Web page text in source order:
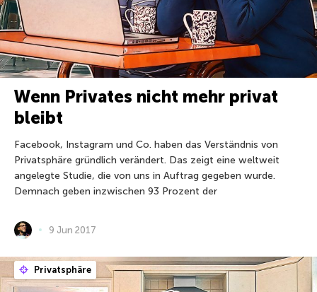
Wenn Privates nicht mehr privat
bleibt
Facebook, Instagram und Co. haben das Verständnis von
Privatsphäre gründlich verändert. Das zeigt eine weltweit
angelegte Studie, die von uns in Auftrag gegeben wurde.
Demnach geben inzwischen 93 Prozent der
9 Jun 2017
Privatsphäre